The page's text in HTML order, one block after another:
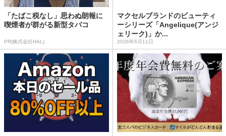
「たばこ税なし」思わぬ朗報に
喫煙者が群がる新型タバコ
PR(株式会社HAL)
マクセルブランドのビューティ
ーシリーズ「Angelique(アンジ
ェリーク)」か...
2026年6月11日